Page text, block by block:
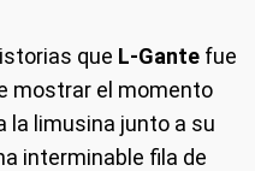
que L-Gante fue
mostrar el momento
la limusina junto a su
interminable fila de